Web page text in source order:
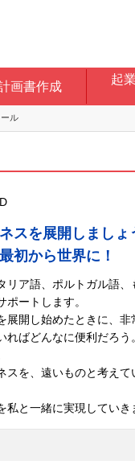
画書作成
起
ル
スを展開しまし
初から世界に！
リア語、ポルトガル語
ポートします。
展開し始めたときに、非
ればどんなに便利だろう。
スを、遠いものと考えて
と一緒に実現していき